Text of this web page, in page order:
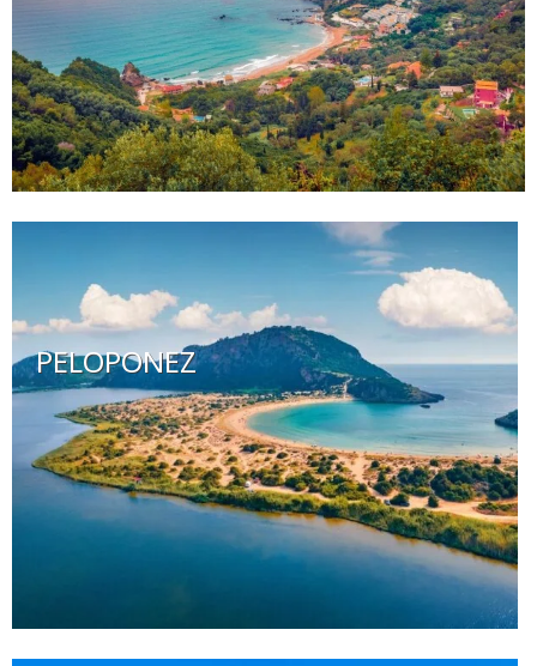
PELOPONEZ